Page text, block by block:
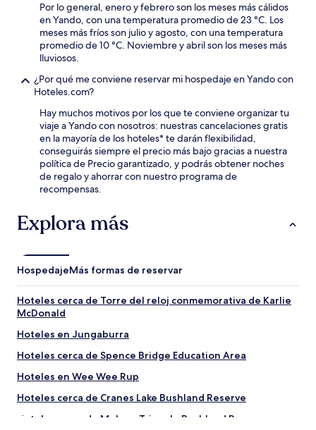
Por lo general, enero y febrero son los meses más cálidos
en Yando, con una temperatura promedio de 23 °C. Los
meses más fríos son julio y agosto, con una temperatura
promedio de 10 °C. Noviembre y abril son los meses más
lluviosos.
¿Por qué me conviene reservar mi hospedaje en Yando con
Hoteles.com?
Hay muchos motivos por los que te conviene organizar tu
viaje a Yando con nosotros: nuestras cancelaciones gratis
en la mayoría de los hoteles* te darán flexibilidad,
conseguirás siempre el precio más bajo gracias a nuestra
política de Precio garantizado, y podrás obtener noches
de regalo y ahorrar con nuestro programa de
recompensas.
Explora más
HospedajeMás formas de reservar
Hoteles cerca de Torre del reloj conmemorativa de Karlie
McDonald
Hoteles en Jungaburra
Hoteles cerca de Spence Bridge Education Area
Hoteles en Wee Wee Rup
Hoteles cerca de Cranes Lake Bushland Reserve
Hoteles cerca de Mologa Triangle Bushland Reserve